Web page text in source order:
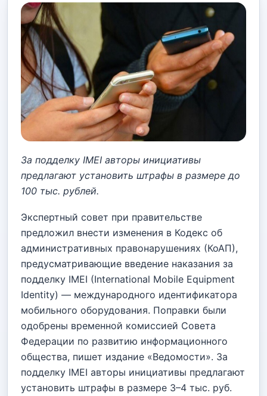
За подделку IMEI авторы инициативы
предлагают установить штрафы в размере до
100 тыс. рублей.
Экспертный совет при правительстве
предложил внести изменения в Кодекс об
административных правонарушениях (КоАП),
предусматривающие введение наказания за
подделку IMEI (International Mobile Equipment
Identity) — международного идентификатора
мобильного оборудования. Поправки были
одобрены временной комиссией Совета
Федерации по развитию информационного
общества, пишет издание «Ведомости». За
подделку IMEI авторы инициативы предлагают
установить штрафы в размере 3–4 тыс. руб.